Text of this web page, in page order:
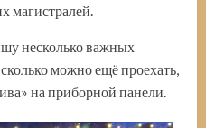
магистралей.
несколько важных
можно ещё проехать,
на приборной панели.